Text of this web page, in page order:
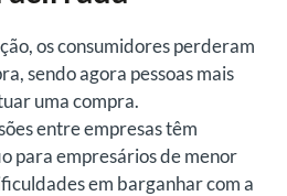
os consumidores perderam
sendo agora pessoas mais
uma compra.
entre empresas têm
para empresários de menor
em barganhar com a